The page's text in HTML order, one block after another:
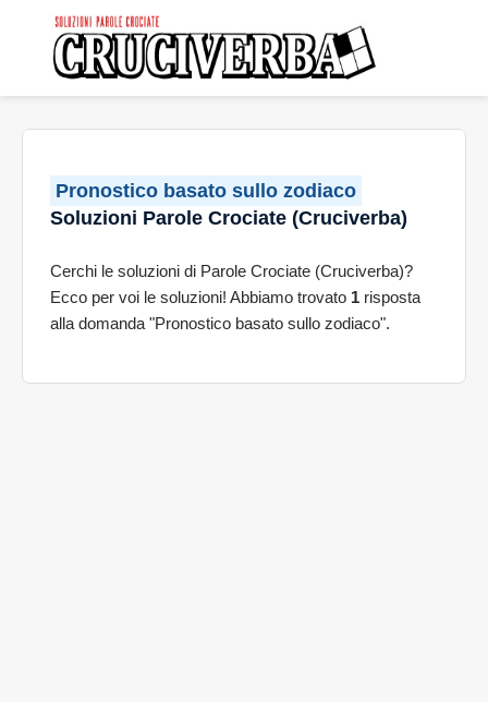
Pronostico basato sullo zodiaco
Soluzioni Parole Crociate (Cruciverba)
Cerchi le soluzioni di Parole Crociate (Cruciverba)?
Ecco per voi le soluzioni! Abbiamo trovato 1 risposta
alla domanda "Pronostico basato sullo zodiaco".